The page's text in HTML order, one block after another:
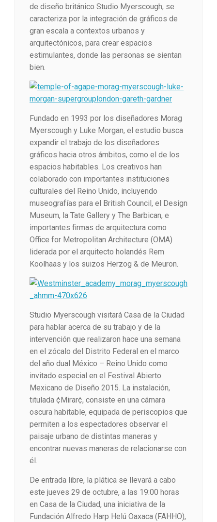
de diseño británico Studio Myerscough, se
caracteriza por la integración de gráficos de
gran escala a contextos urbanos y
arquitectónicos, para crear espacios
estimulantes, donde las personas se sientan
bien.
Fundado en 1993 por los diseñadores Morag
Myerscough y Luke Morgan, el estudio busca
expandir el trabajo de los diseñadores
gráficos hacia otros ámbitos, como el de los
espacios habitables. Los creativos han
colaborado con importantes instituciones
culturales del Reino Unido, incluyendo
museografías para el British Council, el Design
Museum, la Tate Gallery y The Barbican, e
importantes firmas de arquitectura como
Office for Metropolitan Architecture (OMA)
liderada por el arquitecto holandés Rem
Koolhaas y los suizos Herzog & de Meuron.
Studio Myerscough visitará Casa de la Ciudad
para hablar acerca de su trabajo y de la
intervención que realizaron hace una semana
en el zócalo del Distrito Federal en el marco
del año dual México – Reino Unido como
invitado especial en el Festival Abierto
Mexicano de Diseño 2015. La instalación,
titulada ¢Mirar¢, consiste en una cámara
oscura habitable, equipada de periscopios que
permiten a los espectadores observar el
paisaje urbano de distintas maneras y
encontrar nuevas maneras de relacionarse con
él.
De entrada libre, la plática se llevará a cabo
este jueves 29 de octubre, a las 19:00 horas
en Casa de la Ciudad, una iniciativa de la
Fundación Alfredo Harp Helú Oaxaca (FAHHO),